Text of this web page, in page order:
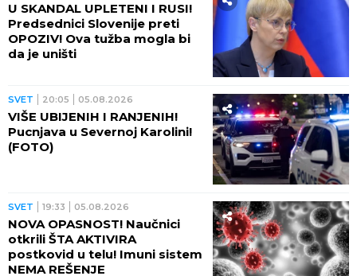
U SKANDAL UPLETENI I RUSI!
Predsednici Slovenije preti
OPOZIV! Ova tužba mogla bi
da je uništi
SVET 20:05 05.08.2026
VIŠE UBIJENIH I RANJENIH!
Pucnjava u Severnoj Karolini!
(FOTO)
SVET 19:33 05.08.2026
NOVA OPASNOST! Naučnici
otkrili ŠTA AKTIVIRA
postkovid u telu! Imuni sistem
NEMA REŠENJE